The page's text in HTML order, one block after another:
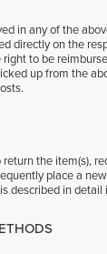
in any of the
directly on the
to be
up from the
the item(s),
place a
described in detail